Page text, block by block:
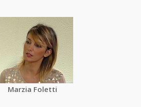
Marzia Foletti